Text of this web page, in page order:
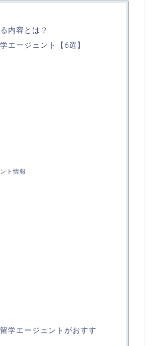
内容とは？
エージェント【6選】
ト情報
学エージェントがおすす